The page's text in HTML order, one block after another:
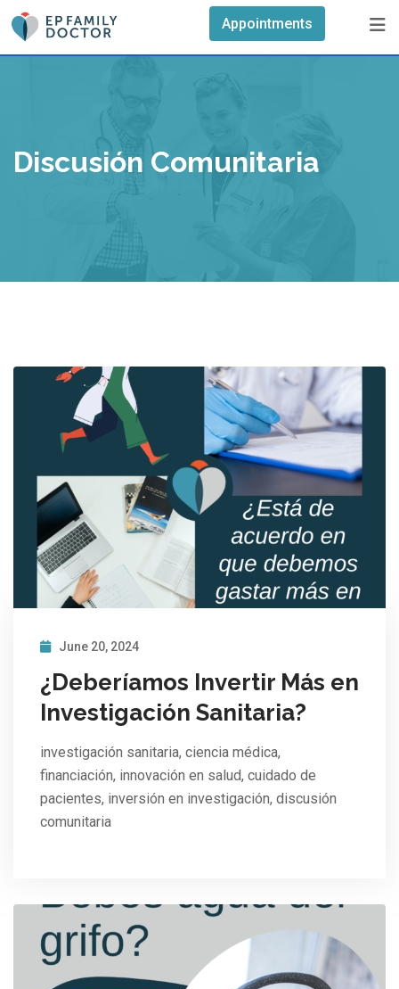
Skip
content
Appointments
Discusión Comunitaria
June 20, 2024
¿Deberíamos Invertir Más en
Investigación Sanitaria?
investigación sanitaria, ciencia médica,
financiación, innovación en salud, cuidado de
pacientes, inversión en investigación, discusión
comunitaria